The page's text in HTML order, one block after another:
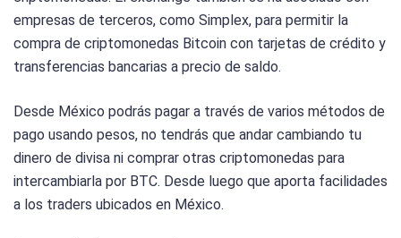
empresas de terceros, como Simplex, para permitir la
compra de criptomonedas Bitcoin con tarjetas de crédito y
transferencias bancarias a precio de saldo.
Desde México podrás pagar a través de varios métodos de
pago usando pesos, no tendrás que andar cambiando tu
dinero de divisa ni comprar otras criptomonedas para
intercambiarla por BTC. Desde luego que aporta facilidades
a los traders ubicados en México.